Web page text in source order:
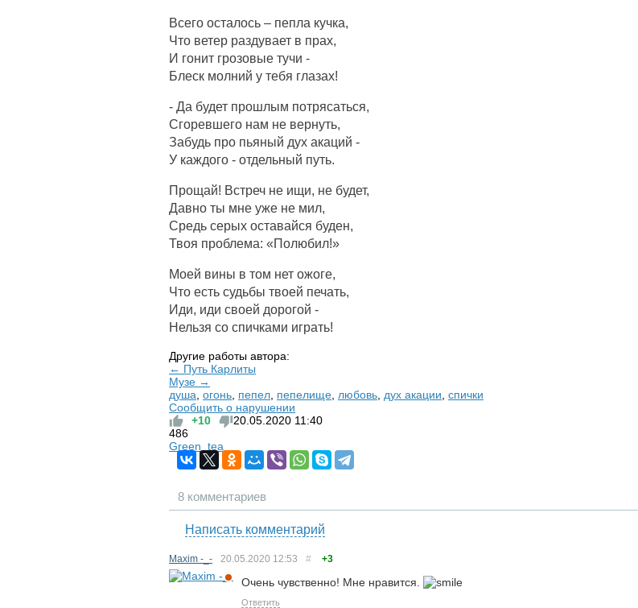
Всего осталось – пепла кучка,
Что ветер раздувает в прах,
И гонит грозовые тучи -
Блеск молний у тебя глазах!
- Да будет прошлым потрясаться,
Сгоревшего нам не вернуть,
Забудь про пьяный дух акаций -
У каждого - отдельный путь.
Прощай! Встреч не ищи, не будет,
Давно ты мне уже не мил,
Средь серых оставайся буден,
Твоя проблема: «Полюбил!»
Моей вины в том нет ожоге,
Что есть судьбы твоей печать,
Иди, иди своей дорогой -
Нельзя со спичками играть!
Другие работы автора:
← Путь Карлиты
Музе →
душа огонь пепел пепелище любовь дух акации спички
Сообщить о нарушении
+10
20.05.2020 11:40
486
Green_tea
8 комментариев
Написать комментарий
Maxim -_- 20.05.2020 12:53 # +3
Очень чувственно! Мне нравится.
Ответить